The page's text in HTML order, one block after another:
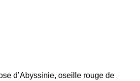
d’Abyssinie, oseille rouge de